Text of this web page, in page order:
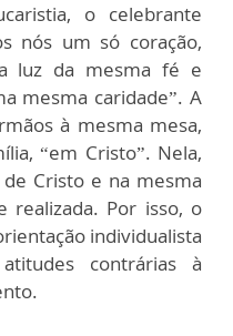
o celebrante
nós um só coração,
luz da mesma fé e
mesma caridade”. A
à mesma mesa,
“em Cristo”. Nela,
Cristo e na mesma
realizada. Por isso, o
individualista
contrárias à